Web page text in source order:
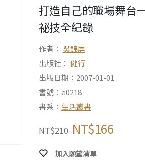
打造自己的職場舞
祕技全紀錄
作者： 吳錦屏
出版社： 健行
出版日期：2007-01-01
書號：e0218
書系： 生活叢書
NT$210 NT$166
加入願望清單